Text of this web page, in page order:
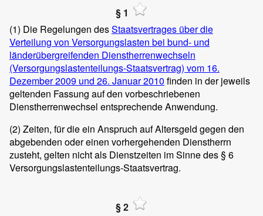
§ 1
(1) Die Regelungen desStaatsvertrages über die
Verteilung von Versorgungslasten bei bund- und
länderübergreifenden Dienstherrenwechseln
(Versorgungslastenteilungs-Staatsvertrag) vom 16.
Dezember 2009 und 26. Januar 2010 finden in der jeweils
geltenden Fassung auf den vorbeschriebenen
Dienstherrenwechsel entsprechende Anwendung.
(2) Zeiten, für die ein Anspruch auf Altersgeld gegen den
abgebenden oder einen vorhergehenden Dienstherrn
zusteht, gelten nicht als Dienstzeiten im Sinne des § 6
Versorgungslastenteilungs-Staatsvertrag.
§ 2